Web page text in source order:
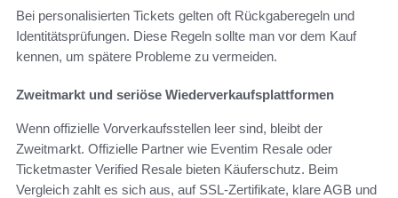
Bei personalisierten Tickets gelten oft Rückgaberegeln und
Identitätsprüfungen. Diese Regeln sollte man vor dem Kauf
kennen, um spätere Probleme zu vermeiden.
Zweitmarkt und seriöse Wiederverkaufsplattformen
Wenn offizielle Vorverkaufsstellen leer sind, bleibt der
Zweitmarkt. Offizielle Partner wie Eventim Resale oder
Ticketmaster Verified Resale bieten Käuferschutz. Beim
Vergleich zahlt es sich aus, auf SSL-Zertifikate, klare AGB und